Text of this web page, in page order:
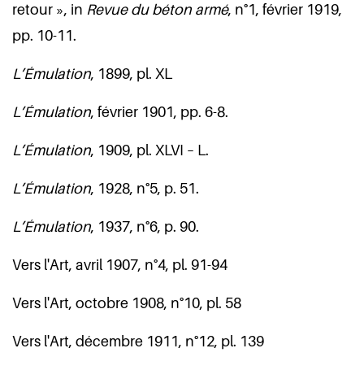
retour », in Revue du béton armé, n°1, février 1919,
pp. 10-11.
L’Émulation, 1899, pl. XL
L’Émulation, février 1901, pp. 6-8.
L’Émulation, 1909, pl. XLVI – L.
L’Émulation, 1928, n°5, p. 51.
L’Émulation, 1937, n°6, p. 90.
Vers l'Art, avril 1907, n°4, pl. 91-94
Vers l'Art, octobre 1908, n°10, pl. 58
Vers l'Art, décembre 1911, n°12, pl. 139